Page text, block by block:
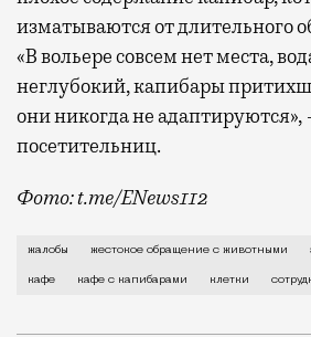
изматываются от длительного
«В вольере совсем нет места,
неглубокий, капибары
они никогда не
посетительниц.
Фото: t.me/ENews112
С момента открытия нового
жалобы жестокое обращение с животными
кафе кафе с капибарами клетки